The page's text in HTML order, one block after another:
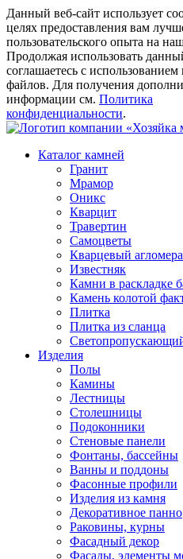
Данный веб-сайт использует
целях предоставления вам
пользовательского опыта на
Продолжая использовать
соглашаетесь с
файлов. Для получения
информации см. Политика
конфиденциальности.
Каталог камней
Гранит
Мрамор
Оникс
Кварцит
Травертин
Самоцветы
Кварцевый
Известняк
Камни в раскладке
Камень колотой
Плитка
Плитка из сланца
Изделия
Полы
Камины
Лестницы
Столешницы
Подоконники
Стеновые панели
Фонтаны, бассейны
Ванны и поддоны
Фасонные профили
Изделия из камня
Декоративное панно
Раковины, курны
Фасадный декор
Фасады, элементы